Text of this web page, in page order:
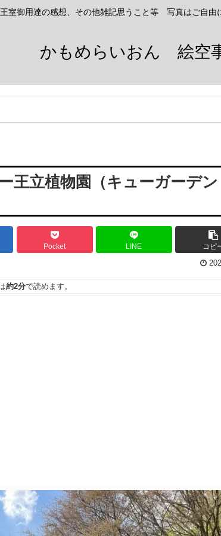
室御用達の感想、その他雑記思うこと等 写真はご自
かもめらいおん 絵空
立植物園（キューガーデン
Pocket LINE コピ
約2分で読めます。